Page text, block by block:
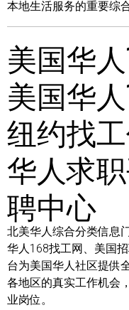
本地生活服务的重要综
美国华人
美国华人
纽约找
华人求
聘中心
北美华人综合分类信息
华人168找工网、美国
台为美国华人社区提供
各地区的真实工作机会
业岗位。